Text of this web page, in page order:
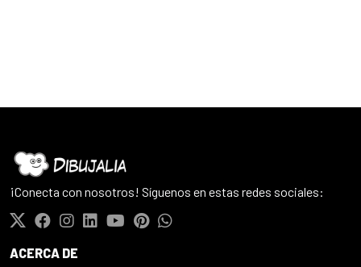
¡Conecta con nosotros! Síguenos en estas redes sociales:
ACERCA DE